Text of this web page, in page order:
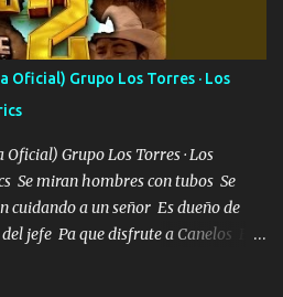
Aquí Pura GENTE DE LA RANA 🐸
LA CIUDAD TIJUANA Música Al
a cualquier necesidad no porque
al andar y nunca con la
Cuando ando de enamorado
Oficial) Grupo Los Torres · Los
Grupo Los Torres · Los
Se miran hombres con tubos Se
cuidando a un señor Es dueño de
jefe Pa que disfrute a Canelos Es